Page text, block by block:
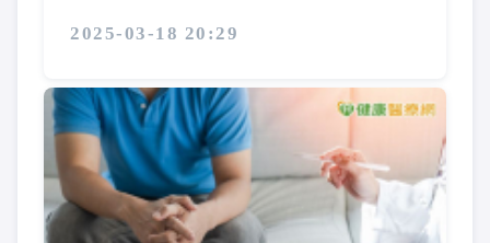
2025-03-18 20:29